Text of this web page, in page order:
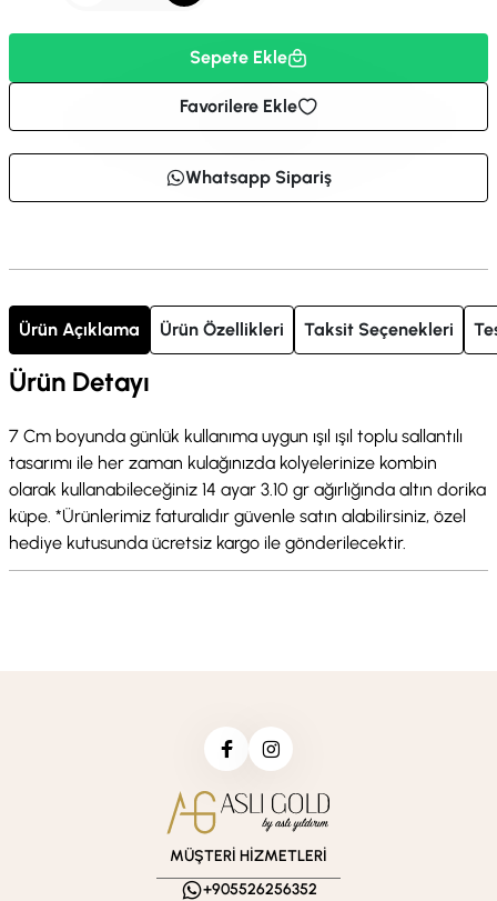
Sepete Ekle
Favorilere Ekle
Whatsapp Sipariş
Ürün Açıklama Ürün Özellikleri Taksit Seçenekleri
Ürün Detayı
7 Cm boyunda günlük kullanıma uygun ışıl ışıl toplu sallantılı
tasarımı ile her zaman kulağınızda kolyelerinize kombin
olarak kullanabileceğiniz 14 ayar 3.10 gr ağırlığında altın dorika
küpe. *Ürünlerimiz faturalıdır güvenle satın alabilirsiniz, özel
hediye kutusunda ücretsiz kargo ile gönderilecektir.
MÜŞTERİ HİZMETLERİ
+905526256352